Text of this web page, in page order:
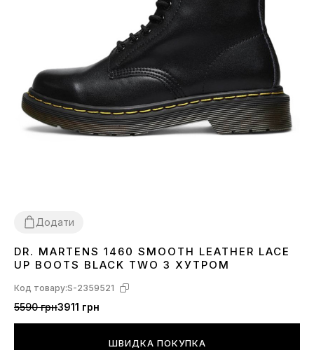
Додати
36 373839 404142 43 444546
DR. MARTENS 1460 SMOOTH LEATHER LACE
UP BOOTS BLACK TWO З ХУТРОМ
Код товару:S-2359521
5590 грн3911 грн
ШВИДКА ПОКУПКА